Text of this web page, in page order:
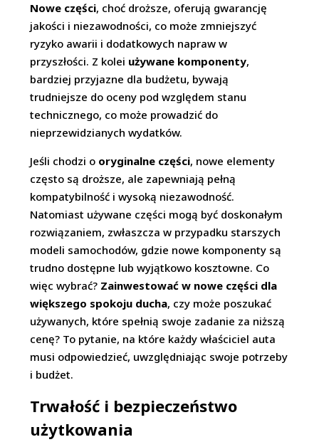
Nowe części, choć droższe, oferują gwarancję
jakości i niezawodności, co może zmniejszyć
ryzyko awarii i dodatkowych napraw w
przyszłości. Z kolei używane komponenty,
bardziej przyjazne dla budżetu, bywają
trudniejsze do oceny pod względem stanu
technicznego, co może prowadzić do
nieprzewidzianych wydatków.
Jeśli chodzi o oryginalne części, nowe elementy
często są droższe, ale zapewniają pełną
kompatybilność i wysoką niezawodność.
Natomiast używane części mogą być doskonałym
rozwiązaniem, zwłaszcza w przypadku starszych
modeli samochodów, gdzie nowe komponenty są
trudno dostępne lub wyjątkowo kosztowne. Co
więc wybrać? Zainwestować w nowe części dla
większego spokoju ducha, czy może poszukać
używanych, które spełnią swoje zadanie za niższą
cenę? To pytanie, na które każdy właściciel auta
musi odpowiedzieć, uwzględniając swoje potrzeby
i budżet.
Trwałość i bezpieczeństwo
użytkowania